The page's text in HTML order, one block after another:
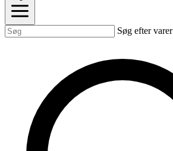
Søg efter varer